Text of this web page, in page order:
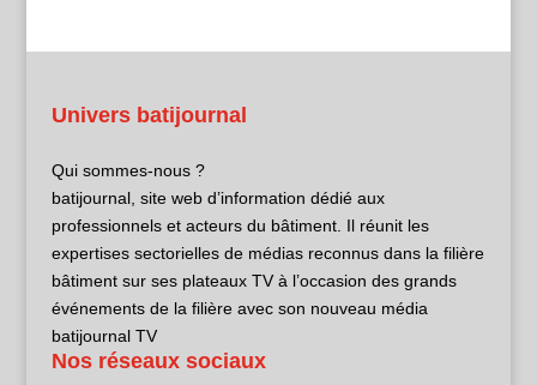
Univers batijournal
Qui sommes-nous ?
batijournal, site web d’information dédié aux
professionnels et acteurs du bâtiment. Il réunit les
expertises sectorielles de médias reconnus dans la filière
bâtiment sur ses plateaux TV à l’occasion des grands
événements de la filière avec son nouveau média
batijournal TV
Nos réseaux sociaux